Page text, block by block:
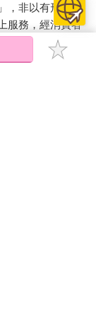
，非以有形媒介
服務，經消費者
、下載版軟體、
日鑑賞期」的限
」功能後再付款